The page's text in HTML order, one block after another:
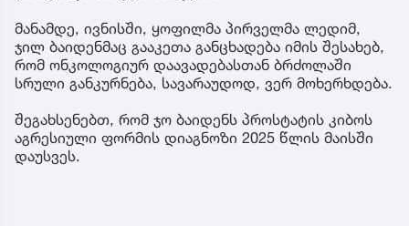
მანამდე, ივნისში, ყოფილმა პირველმა ლედიმ,
ჯილ ბაიდენმაც გააკეთა განცხადება იმის შესახებ,
რომ ონკოლოგიურ დაავადებასთან ბრძოლაში
სრული განკურნება, სავარაუდოდ, ვერ მოხერხდება.
შეგახსენებთ, რომ ჯო ბაიდენს პროსტატის კიბოს
აგრესიული ფორმის დიაგნოზი 2025 წლის მაისში
დაუსვეს.